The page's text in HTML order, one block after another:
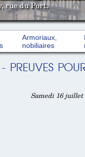
rue du Port.
Armoriaux,
nobiliaires
Samedi 16